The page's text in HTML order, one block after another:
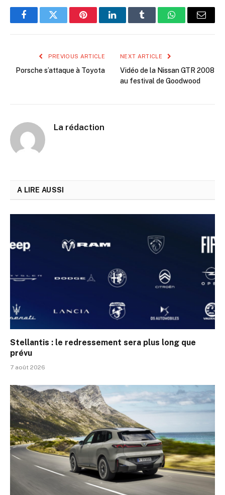
FacebookTwitter PinterestLinkedInTumblr WhatsAppEmail
PREVIOUS ARTICLE
Porsche s’attaque à Toyota
NEXT ARTICLE
Vidéo de la Nissan GTR 2008
au festival de Goodwood
La rédaction
A LIRE AUSSI
Stellantis : le redressement sera plus long que
prévu
7 août 2026